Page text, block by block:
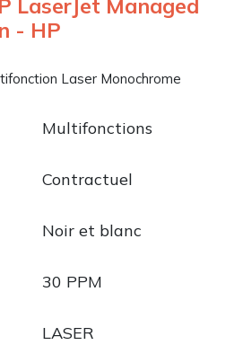
LaserJet Managed
- HP
Laser Monochrome
Multifonctions
Contractuel
Noir et blanc
30 PPM
LASER